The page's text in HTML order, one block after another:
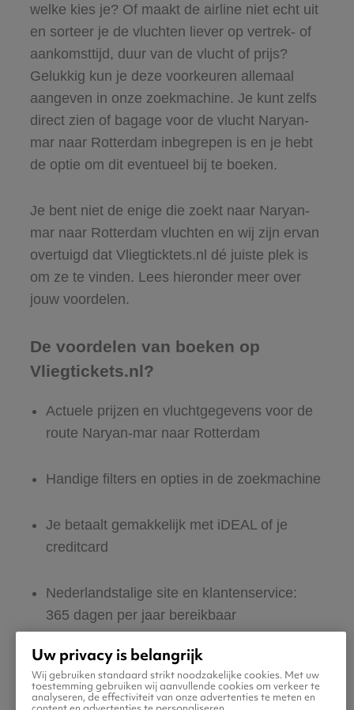
welke kies je? Of maakt de airline niet echt uit
en sorteer je de vluchten liever op vertrek- of
aankomsttijd, duur van de vlucht of prijs?
Gelukkig kun je deze voorkeuren allemaal
aangeven in onze zoekmachine. Je kunt zelfs
direct zien of bagage voor de vlucht Naryan-
mar naar Rotterdam inbegrepen is en je hebt
de optie om dit eventueel bij te boeken.
Je bent niet de enige die zoekt naar Naryan-
mar naar Rotterdam vluchten en wij zijn ervan
overtuigd dat Vliegticktets.nl dé juiste plek is
om ze te vinden. Lees hieronder meer over
jouw voordelen.
De voordelen van boeken op
Vliegtickets.nl?
Actuele prijzen en vluchtgegevens voor de
route Naryan-mar naar Rotterdam
Handige filters en opties in de zoekmachine
Je betaalt gemakkelijk met iDEAL of je
creditcard
Nederlandstalige site en klantenservice:
365 dagen per jaar bereikbaar
Zeker van veilig boeken en betalen
Boek ook direct een hotel of huurauto voor
Uw privacy is belangrijk
Wij gebruiken standaard strikt noodzakelijke cookies. Met uw
toestemming gebruiken wij aanvullende cookies om verkeer te
analyseren, de effectiviteit van onze advertenties te meten en